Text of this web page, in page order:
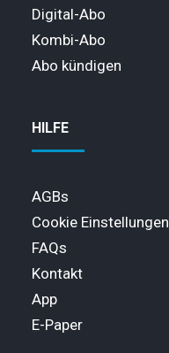
Digital-Abo
Kombi-Abo
Abo kündigen
HILFE
AGBs
Cookie Einstellungen
FAQs
Kontakt
App
E-Paper